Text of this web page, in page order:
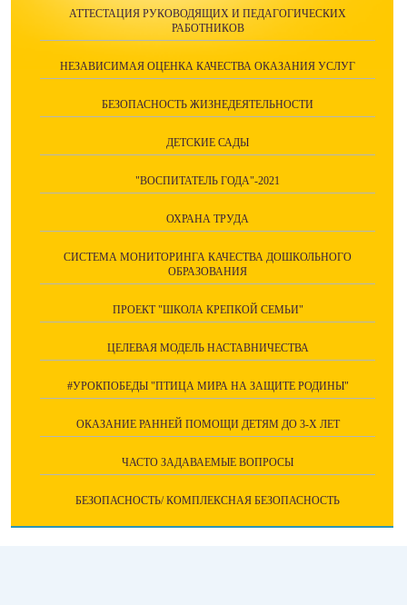
АТТЕСТАЦИЯ РУКОВОДЯЩИХ И ПЕДАГОГИЧЕСКИХ
РАБОТНИКОВ
НЕЗАВИСИМАЯ ОЦЕНКА КАЧЕСТВА ОКАЗАНИЯ УСЛУГ
БЕЗОПАСНОСТЬ ЖИЗНЕДЕЯТЕЛЬНОСТИ
ДЕТСКИЕ САДЫ
"ВОСПИТАТЕЛЬ ГОДА"-2021
ОХРАНА ТРУДА
СИСТЕМА МОНИТОРИНГА КАЧЕСТВА ДОШКОЛЬНОГО
ОБРАЗОВАНИЯ
ПРОЕКТ "ШКОЛА КРЕПКОЙ СЕМЬИ"
ЦЕЛЕВАЯ МОДЕЛЬ НАСТАВНИЧЕСТВА
#УРОКПОБЕДЫ "ПТИЦА МИРА НА ЗАЩИТЕ РОДИНЫ"
ОКАЗАНИЕ РАННЕЙ ПОМОЩИ ДЕТЯМ ДО 3-Х ЛЕТ
ЧАСТО ЗАДАВАЕМЫЕ ВОПРОСЫ
БЕЗОПАСНОСТЬ/ КОМПЛЕКСНАЯ БЕЗОПАСНОСТЬ